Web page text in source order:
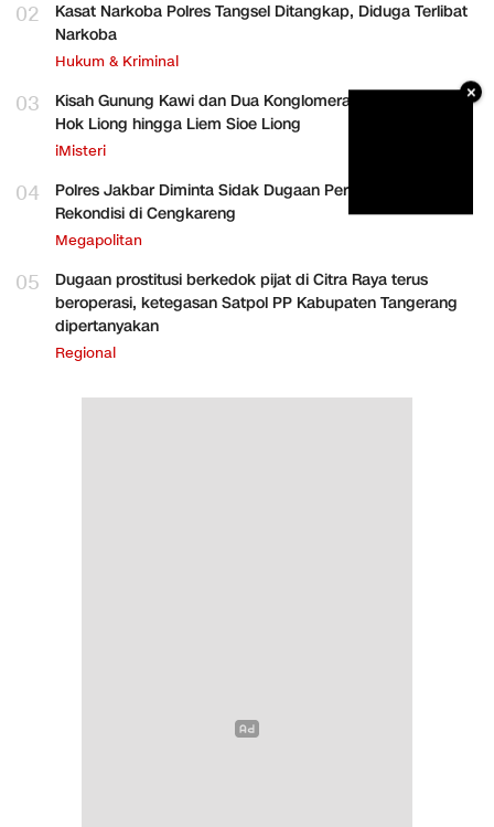
02
Kasat Narkoba Polres Tangsel Ditangkap, Diduga Terlibat
Narkoba
Hukum & Kriminal
03
Kisah Gunung Kawi dan Dua Konglomerat Indonesia Ong
Hok Liong hingga Liem Sioe Liong
iMisteri
04
Polres Jakbar Diminta Sidak Dugaan Perakitan HP
Rekondisi di Cengkareng
Megapolitan
05
Dugaan prostitusi berkedok pijat di Citra Raya terus
beroperasi, ketegasan Satpol PP Kabupaten Tangerang
dipertanyakan
Regional
×